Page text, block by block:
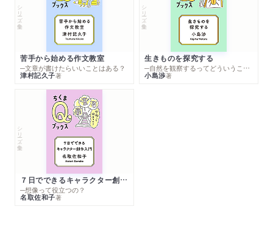
シリーズ・全集
苦手から始める作文教室
─文章が書けたらいいことはある？
津村記久子著
シリーズ・全集
生きものを探究する
─自然を観察するってどういうこと？
小島渉著
シリーズ・全集
７日でできるキャラクター創作入門
─想像って役立つの？
名取佐和子著